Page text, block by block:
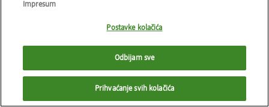
u dm prodavaonicama.
Impresum
Postavke kolačića
Odbijam sve
Prihvaćanje svih kolačića